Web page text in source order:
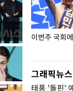
…"국가
이번주 국회
그래픽뉴스
태풍 '돌핀'